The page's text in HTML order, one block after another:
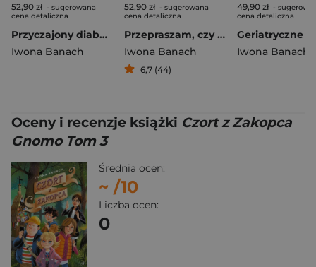
52,90 zł - sugerowana
cena detaliczna
Przyczajony diabeł, ukryty trup
Iwona Banach
52,90 zł - sugerowana
cena detaliczna
Przepraszam, czy ktoś zamawiał duszenie?
Iwona Banach
6,7 (44)
49,90 zł -
cena detaliczna
Iwona Banach
Oceny i recenzje książki Czort z Zakopca
Gnomo Tom 3
Średnia ocen:
~ /10
Liczba ocen:
0